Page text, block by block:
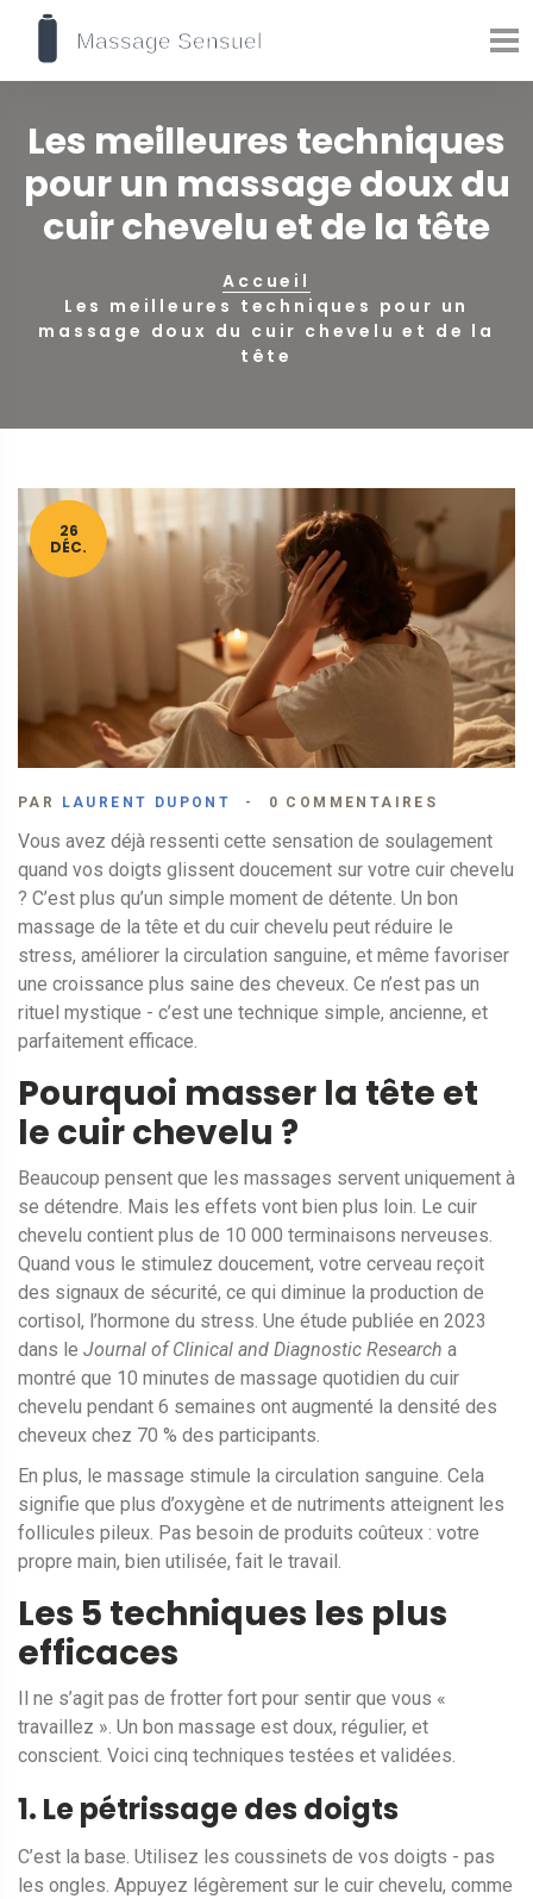
Les meilleures techniques
pour un massage doux du
cuir chevelu et de la tête
Accueil
Les meilleures techniques pour un
massage doux du cuir chevelu et de la
tête
26
DÉC.
PAR LAURENT DUPONT 0 COMMENTAIRES
Vous avez déjà ressenti cette sensation de soulagement
quand vos doigts glissent doucement sur votre cuir chevelu
? C’est plus qu’un simple moment de détente. Un bon
massage de la tête et du cuir chevelu peut réduire le
stress, améliorer la circulation sanguine, et même favoriser
une croissance plus saine des cheveux. Ce n’est pas un
rituel mystique - c’est une technique simple, ancienne, et
parfaitement efficace.
Pourquoi masser la tête et
le cuir chevelu ?
Beaucoup pensent que les massages servent uniquement à
se détendre. Mais les effets vont bien plus loin. Le cuir
chevelu contient plus de 10 000 terminaisons nerveuses.
Quand vous le stimulez doucement, votre cerveau reçoit
des signaux de sécurité, ce qui diminue la production de
cortisol, l’hormone du stress. Une étude publiée en 2023
dans le Journal of Clinical and Diagnostic Research a
montré que 10 minutes de massage quotidien du cuir
chevelu pendant 6 semaines ont augmenté la densité des
cheveux chez 70 % des participants.
En plus, le massage stimule la circulation sanguine. Cela
signifie que plus d’oxygène et de nutriments atteignent les
follicules pileux. Pas besoin de produits coûteux : votre
propre main, bien utilisée, fait le travail.
Les 5 techniques les plus
efficaces
Il ne s’agit pas de frotter fort pour sentir que vous «
travaillez ». Un bon massage est doux, régulier, et
conscient. Voici cinq techniques testées et validées.
1. Le pétrissage des doigts
C’est la base. Utilisez les coussinets de vos doigts - pas
les ongles. Appuyez légèrement sur le cuir chevelu, comme